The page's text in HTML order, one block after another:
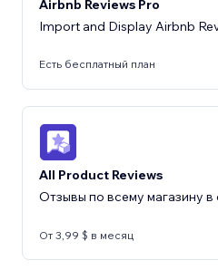
Airbnb Reviews Pro
Import and Display Airbnb
Есть бесплатный план
All Product Reviews
Отзывы по всему магазину
От 3,99 $ в месяц